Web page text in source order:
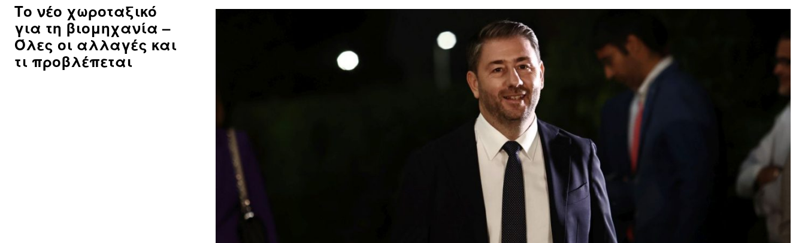
Το νέο χωροταξικό
για τη βιομηχανία –
Όλες οι αλλαγές και
τι προβλέπεται